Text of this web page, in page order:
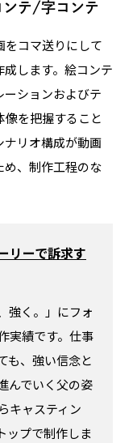
ンテ/字コンテ
をコマ送りにして
します。絵コンテ
ーションおよびテ
像を把握すること
ナリオ構成が動画
め、制作工程のな
リーで訴求す
強く。」にフォ
実績です。仕事
も、強い信念と
んでいく父の姿
キャスティン
ップで制作しま